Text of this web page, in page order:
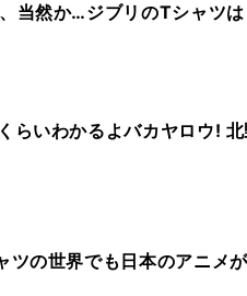
当然か…ジブリのTシャツ
らいわかるよバカヤロウ!
ツの世界でも日本のアニメ